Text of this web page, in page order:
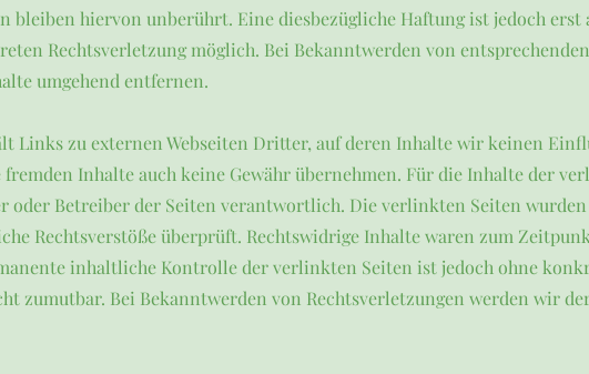
bleiben hiervon unberührt. Eine diesbezügliche Haftung ist jedoch
Rechtsverletzung möglich. Bei Bekanntwerden von
umgehend entfernen.
Links zu externen Webseiten Dritter, auf deren Inhalte wir keinen
Inhalte auch keine Gewähr übernehmen. Für die Inhalte der
oder Betreiber der Seiten verantwortlich. Die verlinkten Seiten
Rechtsverstöße überprüft. Rechtswidrige Inhalte waren zum
inhaltliche Kontrolle der verlinkten Seiten ist jedoch ohne
zumutbar. Bei Bekanntwerden von Rechtsverletzungen werden wir